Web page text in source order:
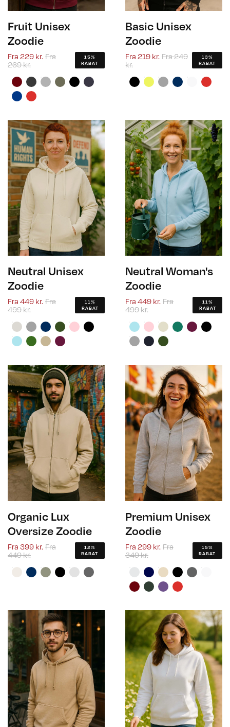
Fruit Unisex
Zoodie
Fra 229 kr. Fra
269 kr.
15%
RABAT
Basic Unisex
Zoodie
Fra 219 kr. Fra249
kr.
13%
RABAT
Neutral Unisex
Zoodie
Fra 449 kr. Fra
499 kr.
11%
RABAT
Neutral Woman's
Zoodie
Fra 449 kr. Fra
499 kr.
11%
RABAT
Organic Lux
Oversize Zoodie
Fra 399 kr. Fra
449 kr.
12%
RABAT
Premium Unisex
Zoodie
Fra 299 kr. Fra
349 kr.
15%
RABAT